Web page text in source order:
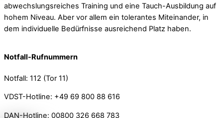
abwechslungsreiches Training und eine Tauch-Ausbildung auf
hohem Niveau. Aber vor allem ein tolerantes Miteinander, in
dem individuelle Bedürfnisse ausreichend Platz haben.
Notfall-Rufnummern
Notfall: 112 (Tor 11)
VDST-Hotline: +49 69 800 88 616
DAN-Hotline: 00800 326 668 783